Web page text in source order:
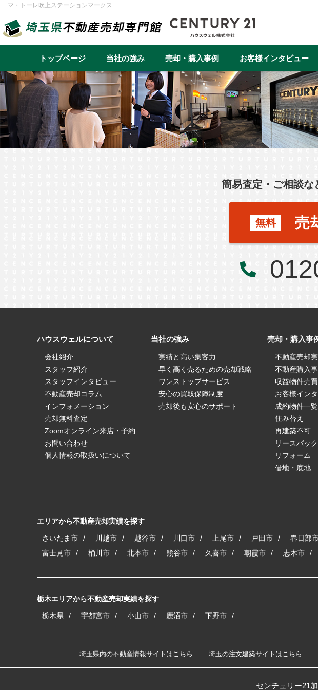
マ・トーレ吹上ステーションマークス
トップページ 当社の強み
実績と高い集客力 早く高く売るための売却戦略 ワンストップサービ
売却・購入事例
不動産売却事例一覧 不動産購入事例一覧
戸建て マンション 土地 一棟アパート 一棟マンション
桶川市 北本市
所沢市 狭山市
古河市 坂戸市 東松山市 上里町 日高市 鶴ヶ島市 厚木市
住み替え 相続 空き家
お客様インタビュー
住み替え 再建築不可 リースバック リフォーム 借地・
転勤（戸建て） 介護・老後資金 任意売却 1year1coin（ワン
スタッフ紹介一覧
簡易査定・ご相談な
無料 売
ハウスウェルについて
会社紹介
スタッフ紹介
スタッフインタビュー
不動産売却コラム
インフォメーション
売却無料査定
Zoomオンライン来店・予約
お問い合わせ
個人情報の取扱いについて
当社の強み
実績と高い集客力
早く高く売るための売却戦略
ワンストップサービス
安心の買取保障制度
売却後も安心のサポート
売却・購入事
不動産売却
不動産購入事
収益物件売
お客様イン
成約物件一覧
住み替え
再建築不可
リースバック
リフォーム
借地・底地
エリアから不動産売却実績を探す
さいたま市 川越市 越谷市 川口市 上尾市 戸田市 春日部
富士見市
桶川市 北本市 熊谷市 久喜市 朝霞市 志木市
栃木エリアから不動産売却実績を探す
栃木県 宇都宮市 小山市 鹿沼市 下野市
埼玉県内の不動産情報サイトはこちら 埼玉の注文建築サイトはこちら
センチュリー21